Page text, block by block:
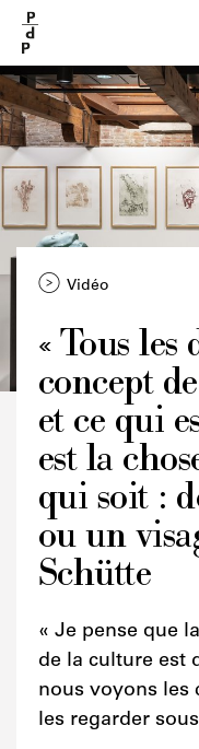
contenu
principal
Vidéo
« Tous les
concept
et ce qui
est la
qui soit :
ou un
Schütte
« Je pense que
de la culture est
nous voyons les
les regarder